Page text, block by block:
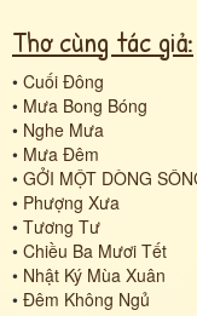
Thơ cùng tác giả:
• Cuối Đông
• Mưa Bong Bóng
• Nghe Mưa
• Mưa Đêm
• GỞI MỘT DÒNG
• Phượng Xưa
• Tương Tư
• Chiều Ba Mươi Tết
• Nhật Ký Mùa Xuân
• Đêm Không Ngủ